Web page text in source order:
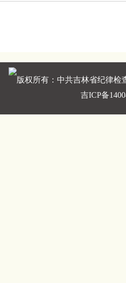
版权所有：中共吉林省纪律检
吉ICP备